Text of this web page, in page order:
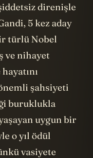
direnişle
5 kez aday
türlü Nobel
ve nihayet
şahsiyeti
buruklukla
uygun bir
o yıl ödül
vasiyete